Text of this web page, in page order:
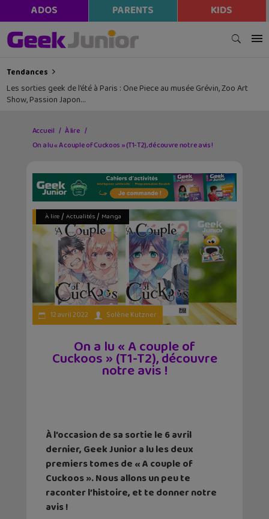
ADOS PARENTS KIDS
Tendances
Les sorties geek de l’été à Paris : One Piece au musée Grévin, Zoo Art
Show, Passion Japon…
Accueil
À lire
On a lu « A couple of Cuckoos » (T1-T2), découvre notre avis !
À lire/ Actualités/ Manga
12 avril 2022 Solène Kutzner
On a lu « A couple of
Cuckoos » (T1-T2), découvre
notre avis !
À l’occasion de sa sortie le 6 avril
dernier, Geek Junior a lu les deux
premiers tomes de « A couple of
Cuckoos ». Nous allons un peu te
raconter l’histoire, et te donner notre
avis !